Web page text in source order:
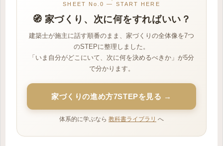
SHEET No.0 — START HERE
🧭 家づくり、次に何をすればいい？
建築士が施主に話す順番のまま、家づくりの全体像を7つ
のSTEPに整理しました。
「いま自分がどこにいて、次に何を決めるべきか」が5分
で分かります。
家づくりの進め方7STEPを見る →
体系的に学ぶなら 教科書ライブラリ へ